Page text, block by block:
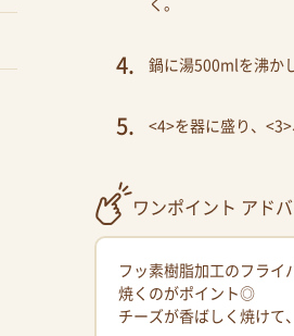
く。
鍋に湯500mlを沸か
<4>を器に盛り、<3>
ワンポイント アドバ
フッ素樹脂加工のフライ
焼くのがポイント◎
チーズが香ばしく焼けて